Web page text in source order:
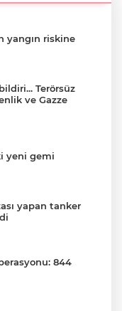
yangın riskine
Terörsüz
ve Gazze
yeni gemi
yapan tanker
844